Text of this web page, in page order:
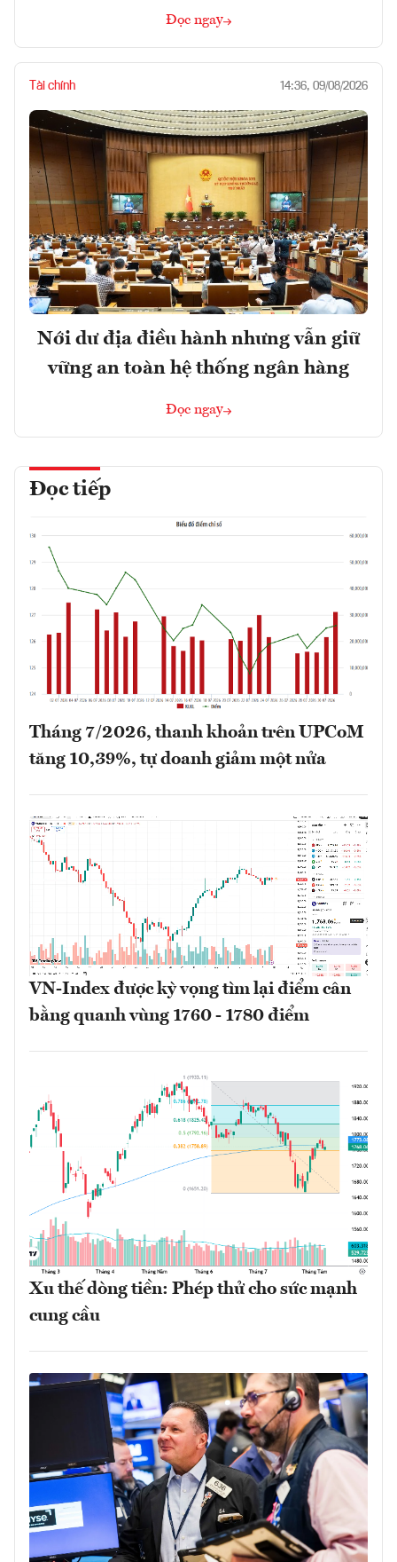
Đọc ngay
Tài chính 14:36, 09/08/2026
Nới dư địa điều hành nhưng vẫn giữ
vững an toàn hệ thống ngân hàng
Đọc ngay
Đọc tiếp
Tháng 7/2026, thanh khoản trên UPCoM
tăng 10,39%, tự doanh giảm một nửa
VN-Index được kỳ vọng tìm lại điểm cân
bằng quanh vùng 1760 - 1780 điểm
Xu thế dòng tiền: Phép thử cho sức mạnh
cung cầu